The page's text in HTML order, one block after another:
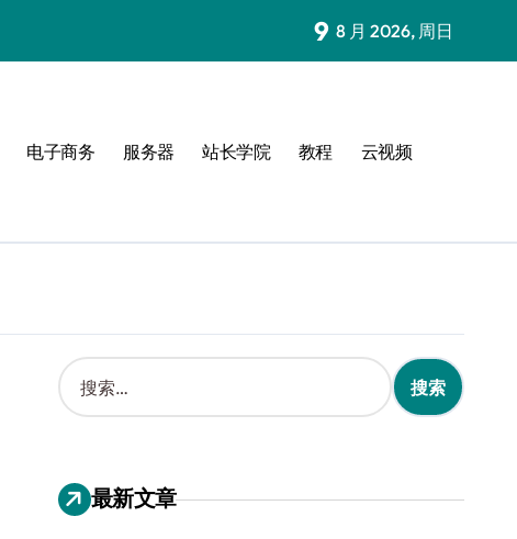
9 8 月 2026, 周日
电子商务 服务器 站长学院 教程 云视频
搜
索
：
最新文章